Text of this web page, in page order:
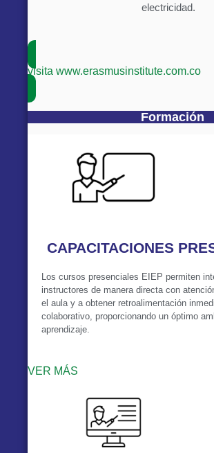
electricidad.
visita www.erasmusinstitute.com.co
Formación
CAPACITACIONES
Los cursos presenciales EIEP permiten
instructores de manera directa con
el aula y a obtener retroalimentación
colaborativo, proporcionando un óptimo
aprendizaje.
VER MÁS